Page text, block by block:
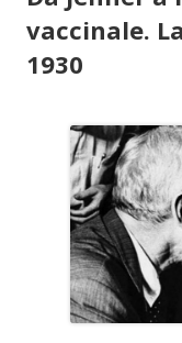
vaccinale.
1930